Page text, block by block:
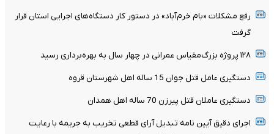
رفع مشکلات «بام خرم‌آباد» در دستور کار دستگاه‌های اجرایی استان قرار
گرفت
۱۲۸ پروژه بزرگ‌مقیاس عمرانی در چهار سال به بهره‌برداری رسید
دستگیری عامل قتل جوان 15 ساله اهل شهرستان قروه
دستگیری عاملان قتل پیرزن 70 ساله اهل همدان
اجرای دقیق آیین نامه تبدیل آرای قطعی تخریب به جریمه با رعایت